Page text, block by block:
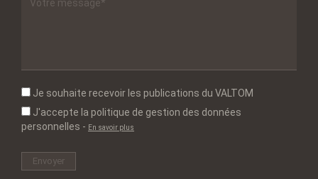
Je souhaite recevoir les publications du VALTOM
J'accepte la politique de gestion des données
personnelles - En savoir plus